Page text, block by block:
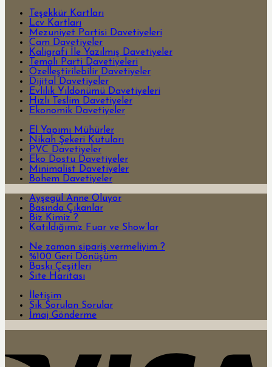
Teşekkür Kartları
Lcv Kartları
Mezuniyet Partisi Davetiyeleri
Cam Davetiyeler
Kaligrafi İle Yazılmış Davetiyeler
Temalı Parti Davetiyeleri
Özelleştirilebilir Davetiyeler
Dijital Davetiyeler
Evlilik Yıldönümü Davetiyeleri
Hızlı Teslim Davetiyeler
Ekonomik Davetiyeler
El Yapımı Mühürler
Nikah Şekeri Kutuları
PVC Davetiyeler
Eko Dostu Davetiyeler
Minimalist Davetiyeler
Bohem Davetiyeler
Ayşegül Anne Oluyor
Basında Çıkanlar
Biz Kimiz ?
Katıldığımız Fuar ve Show’lar
Ne zaman sipariş vermeliyim ?
%100 Geri Dönüşüm
Baskı Çeşitleri
Site Haritası
İletişim
Sık Sorulan Sorular
İmaj Gönderme